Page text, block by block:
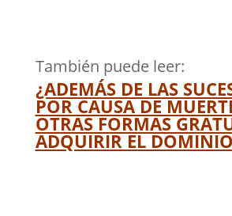
También puede leer:
¿ADEMÁS DE LAS
POR CAUSA DE
OTRAS FORMAS
ADQUIRIR EL